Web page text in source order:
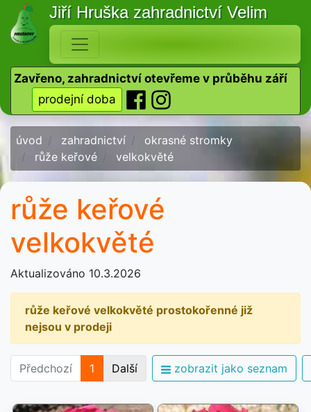
Jiří Hruška zahradnictví Velim
Zavřeno, zahradnictví otevřeme v průběhu září
prodejní doba
úvod zahradnictví
okrasné stromky
růže keřové
velkokvěté
růže keřové
velkokvěté
Aktualizováno 10.3.2026
růže keřové velkokvěté prostokořenné již
nejsou v prodeji
Předchozí 1 Další zobrazit jako seznam